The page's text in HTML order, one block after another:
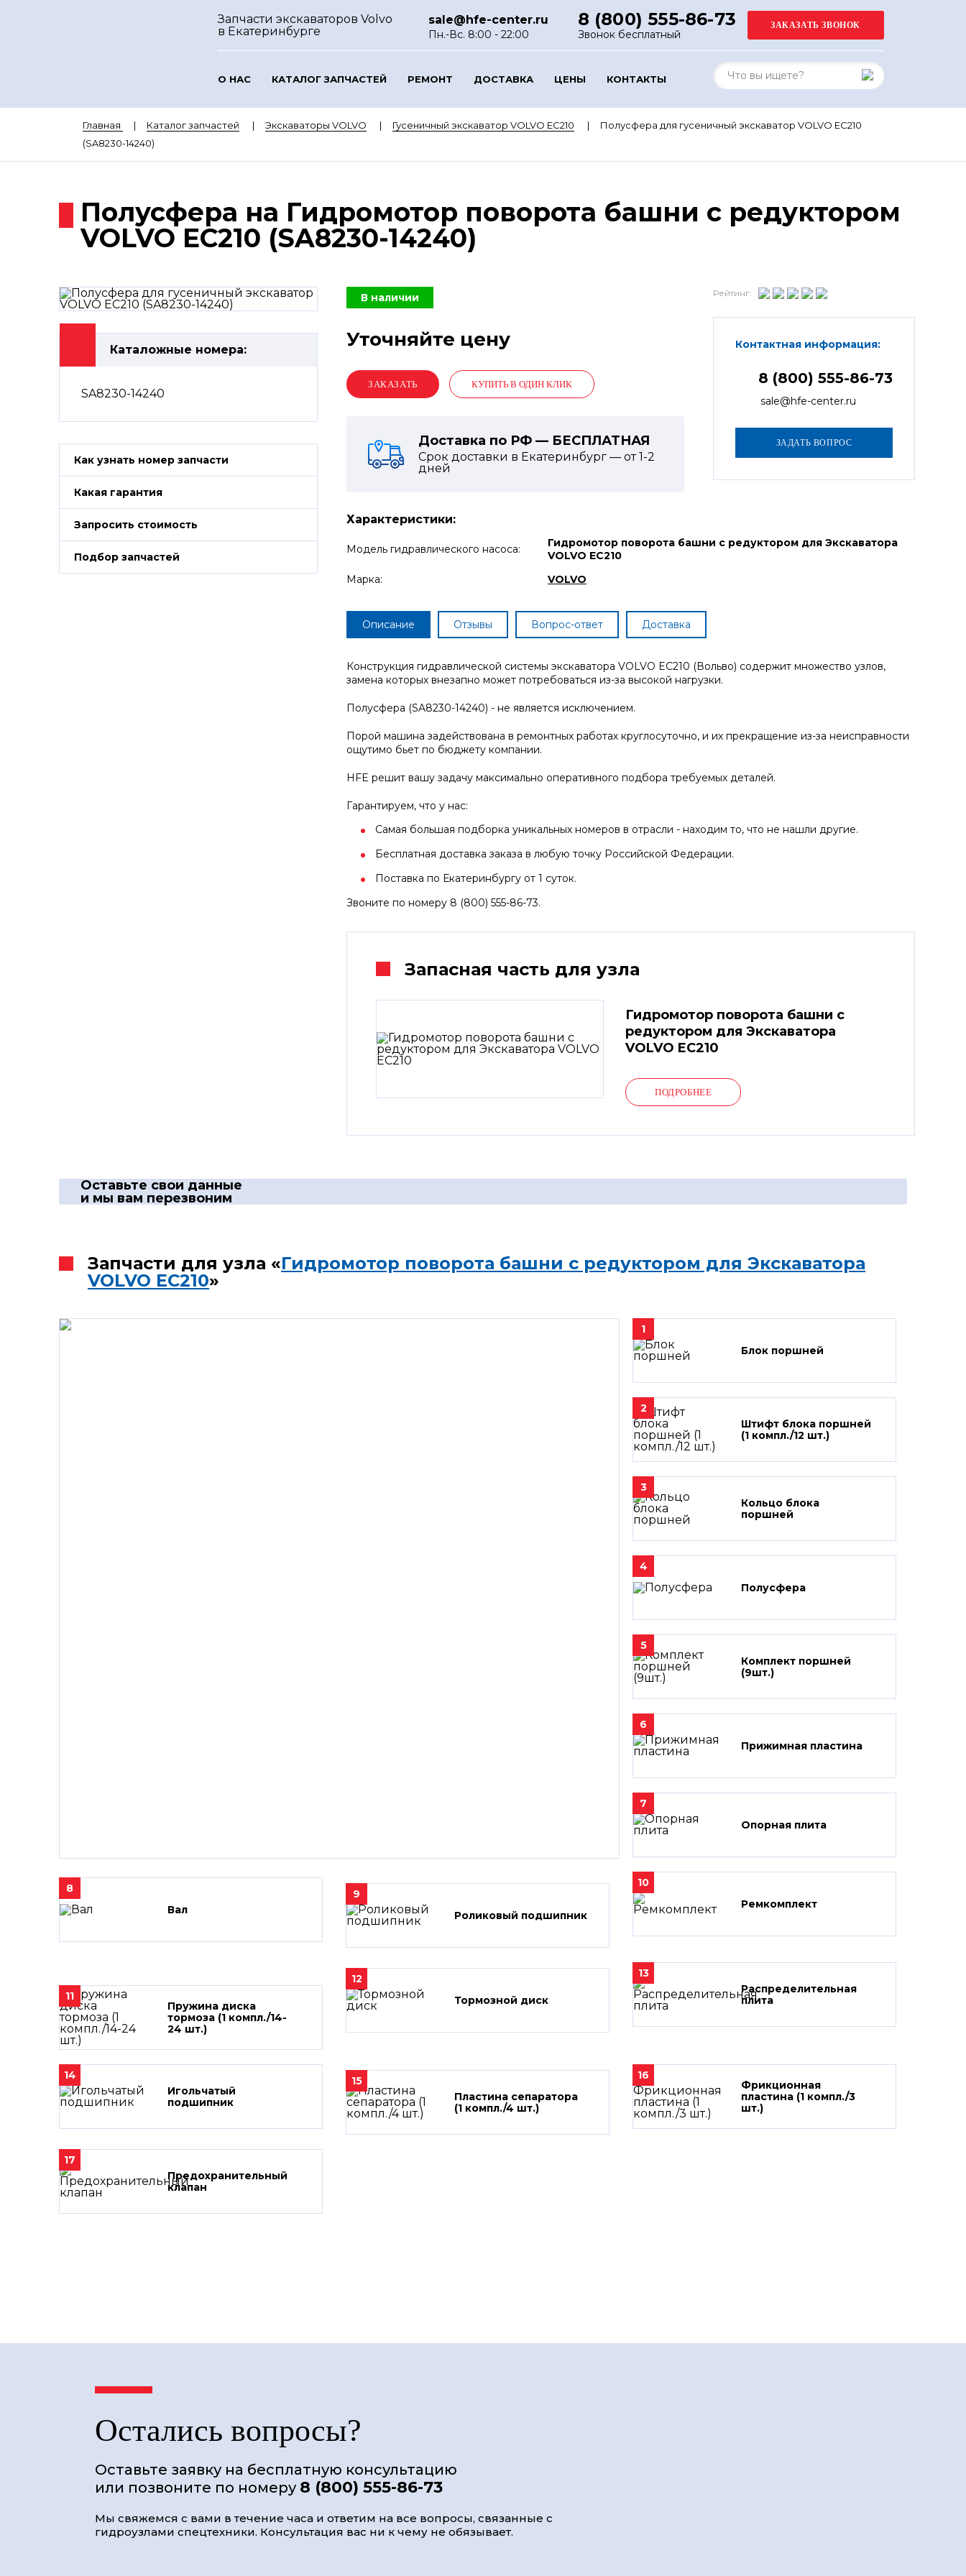
Запчасти экскаваторов Volvo
в Екатеринбурге
sale@hfe-center.ru
Пн.-Вс. 8:00 - 22:00
8 (800) 555-86-73
Звонок бесплатный
О НАС КАТАЛОГ ЗАПЧАСТЕЙ РЕМОНТ ДОСТАВКА ЦЕНЫ КОНТАКТЫ
Главная Каталог запчастей Экскаваторы VOLVO Гусеничный экскаватор VOLVO EC210
Полусфера для гусеничный экскаватор VOLVO EC210
(SA8230-14240)
Полусфера на Гидромотор поворота башни с редуктором
VOLVO EC210 (SA8230-14240)
Каталожные номера:
SA8230-14240
Как узнать номер запчасти
Какая гарантия
Запросить стоимость
Подбор запчастей
В наличии
Уточняйте цену
КУПИТЬ В ОДИН КЛИК
Доставка по РФ — БЕСПЛАТНАЯ
Срок доставки в Екатеринбург — от1-2
дней
Рейтинг:
Контактная информация:
8 (800) 555-86-73
sale@hfe-center.ru
Характеристики:
Модель гидравлического насоса:
Гидромотор поворота башни с редуктором для Экскаватора
VOLVO EC210
Марка:
VOLVO
Описание Отзывы Вопрос-ответ Доставка
Конструкция гидравлической системы экскаватора VOLVO EC210 (Вольво) содержит множество узлов,
замена которых внезапно может потребоваться из-за высокой нагрузки.
Полусфера (SA8230-14240) - не является исключением.
Порой машина задействована в ремонтных работах круглосуточно, и их прекращение из-за неисправности
ощутимо бьет по бюджету компании.
HFE решит вашу задачу максимально оперативного подбора требуемых деталей.
Гарантируем, что у нас:
Самая большая подборка уникальных номеров в отрасли - находим то, что не нашли другие.
Бесплатная доставка заказа в любую точку Российской Федерации.
Поставка по Екатеринбургу от 1 суток.
Звоните по номеру 8 (800) 555-86-73.
Запасная часть для узла
Гидромотор поворота башни с
редуктором для Экскаватора
VOLVO EC210
ПОДРОБНЕЕ
Оставьте свои данные
и мы вам перезвоним
Запчасти для узла «Гидромотор поворота башни с редуктором для Экскаватора
VOLVO EC210»
1
Блок поршней
2
Штифт блока поршней
(1 компл./12 шт.)
3
Кольцо блока
поршней
4
Полусфера
5
Комплект поршней
(9шт.)
6
Прижимная пластина
7
Опорная плита
8
Вал
9
Роликовый подшипник
10
Ремкомплект
11
Пружина диска
тормоза (1 компл./14-
24 шт.)
12
Тормозной диск
13
Распределительная
плита
14
Игольчатый
подшипник
15
Пластина сепаратора
(1 компл./4 шт.)
16
Фрикционная
пластина (1 компл./3
шт.)
17
Предохранительный
клапан
Остались вопросы?
Оставьте заявку на бесплатную консультацию
или позвоните по номеру 8 (800) 555-86-73
Мы свяжемся с вами в течение часа и ответим на все вопросы, связанные с
гидроузлами спецтехники. Консультация вас ни к чему не обязывает.